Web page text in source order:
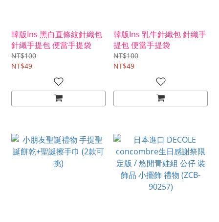
韓版Ins 黑白直條紋針織包
針織手提包 便當手提袋
NT$100
NT$49
韓版Ins 乳牛針織包 針織手
提包 便當手提袋
NT$100
NT$49